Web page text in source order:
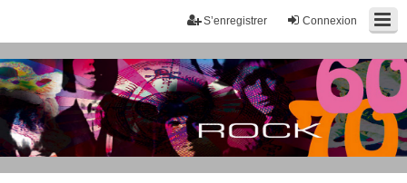
Connexion
S’enregistrer